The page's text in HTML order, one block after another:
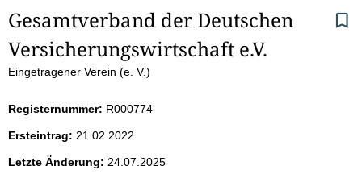
S
e
t
e
Gesamtverband der Deutschen
Versicherungswirtschaft e.V.
Eingetragener Verein (e. V.)
Registernummer: R000774
Ersteintrag: 21.02.2022
Letzte Änderung: 24.07.2025